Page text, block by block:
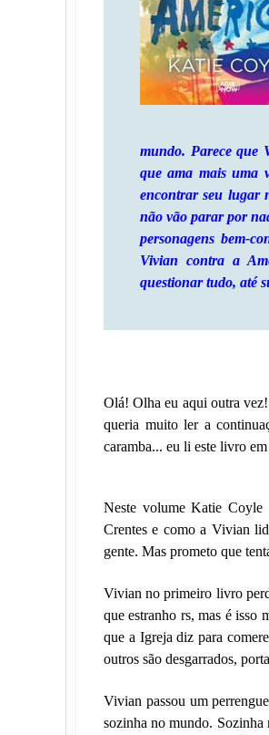
mundo. Parece que
que ama mais uma
encontrar seu lugar
não vão parar por
personagens bem-
Vivian contra a
questionar tudo, até
Olá! Olha eu aqui outra
queria muito ler a
caramba... eu li este livro
Neste volume Katie Coyle
Crentes e como a Vivian
gente. Mas prometo que
Vivian no primeiro livro
que estranho rs, mas é isso
que a Igreja diz para
outros são desgarrados,
Vivian passou um
sozinha no mundo. Sozinha